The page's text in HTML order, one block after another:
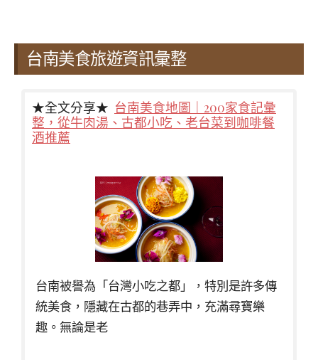
台南美食旅遊資訊彙整
★全文分享★ 台南美食地圖｜200家食記彙
整，從牛肉湯、古都小吃、老台菜到咖啡餐
酒推薦
台南被譽為「台灣小吃之都」，特別是許多傳
統美食，隱藏在古都的巷弄中，充滿尋寶樂
趣。無論是老